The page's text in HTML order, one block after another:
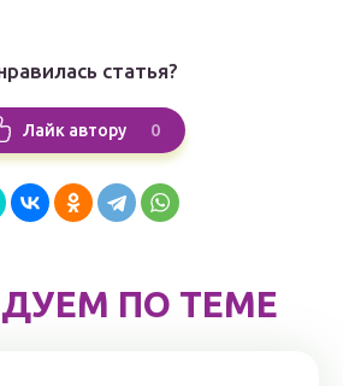
статья?
Лайк автору 0
ПО ТЕМЕ